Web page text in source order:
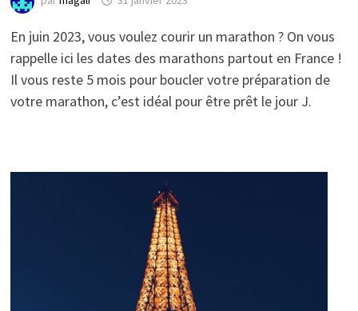
En juin 2023, vous voulez courir un marathon ? On vous
rappelle ici les dates des marathons partout en France !
Il vous reste 5 mois pour boucler votre préparation de
votre marathon, c’est idéal pour être prêt le jour J.